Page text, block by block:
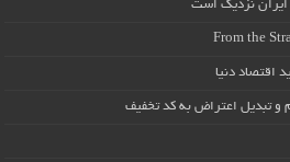
ایران نزدیک است
From the
اقتصاد دنیا
و تبدیل اعتراض به کد تخفیف